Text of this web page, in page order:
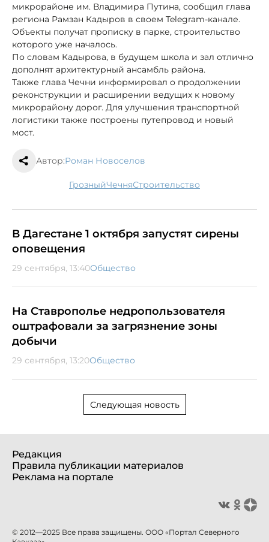
микрорайоне им. Владимира Путина, сообщил глава
региона Рамзан Кадыров в своем Telegram-канале.
Объекты получат прописку в парке, строительство
которого уже началось.
По словам Кадырова, в будущем школа и зал отлично
дополнят архитектурный ансамбль района.
Также глава Чечни информировал о продолжении
реконструкции и расширении ведущих к новому
микрорайону дорог. Для улучшения транспортной
логистики также построены путепровод и новый
мост.
Автор:Роман Новоселов
Грозный Чечня строительство
В Дагестане 1 октября запустят сирены
оповещения
29 сентября, 13:40Общество
На Ставрополье недропользователя
оштрафовали за загрязнение зоны
добычи
29 сентября, 13:20Общество
Следующая новость
Редакция
Правила публикации материалов
Реклама на портале
© 2012—2025 Все права защищены. ООО «Портал Северного